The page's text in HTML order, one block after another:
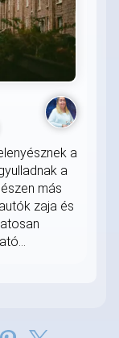
a
a
más
zaja és